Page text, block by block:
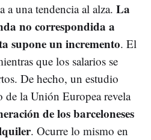
a una tendencia al alza. La
no correspondida a
supone un incremento. El
que los salarios se
De hecho, un estudio
de la Unión Europea revela
de los barceloneses
. Ocurre lo mismo en